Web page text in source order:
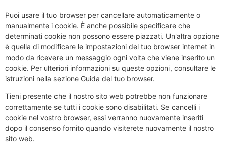
Puoi usare il tuo browser per cancellare automaticamente o
manualmente i cookie. È anche possibile specificare che
determinati cookie non possono essere piazzati. Un'altra opzione
è quella di modificare le impostazioni del tuo browser internet in
modo da ricevere un messaggio ogni volta che viene inserito un
cookie. Per ulteriori informazioni su queste opzioni, consultare le
istruzioni nella sezione Guida del tuo browser.
Tieni presente che il nostro sito web potrebbe non funzionare
correttamente se tutti i cookie sono disabilitati. Se cancelli i
cookie nel vostro browser, essi verranno nuovamente inseriti
dopo il consenso fornito quando visiterete nuovamente il nostro
sito web.